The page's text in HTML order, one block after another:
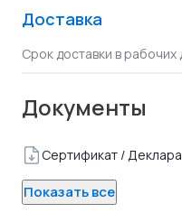
Доставка
Срок доставки в рабочих
Документы
Сертификат /
Показать все